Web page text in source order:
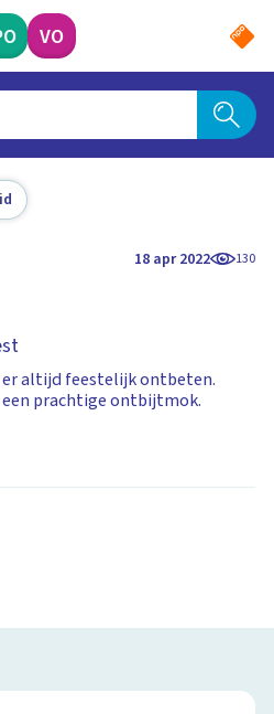
VO
18 apr 2022 130
altijd feestelijk ontbeten.
een prachtige ontbijtmok.